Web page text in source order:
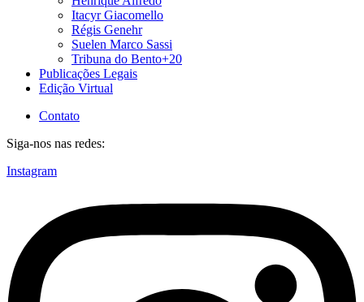
Itacyr Giacomello
Régis Genehr
Suelen Marco Sassi
Tribuna do Bento+20
Publicações Legais
Edição Virtual
Contato
Siga-nos nas redes:
Instagram